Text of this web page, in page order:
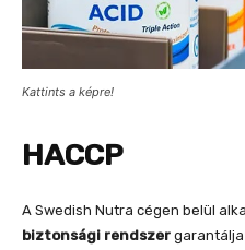
Kattints a képre!
HACCP
A Swedish Nutra cégen belül
biztonsági rendszer